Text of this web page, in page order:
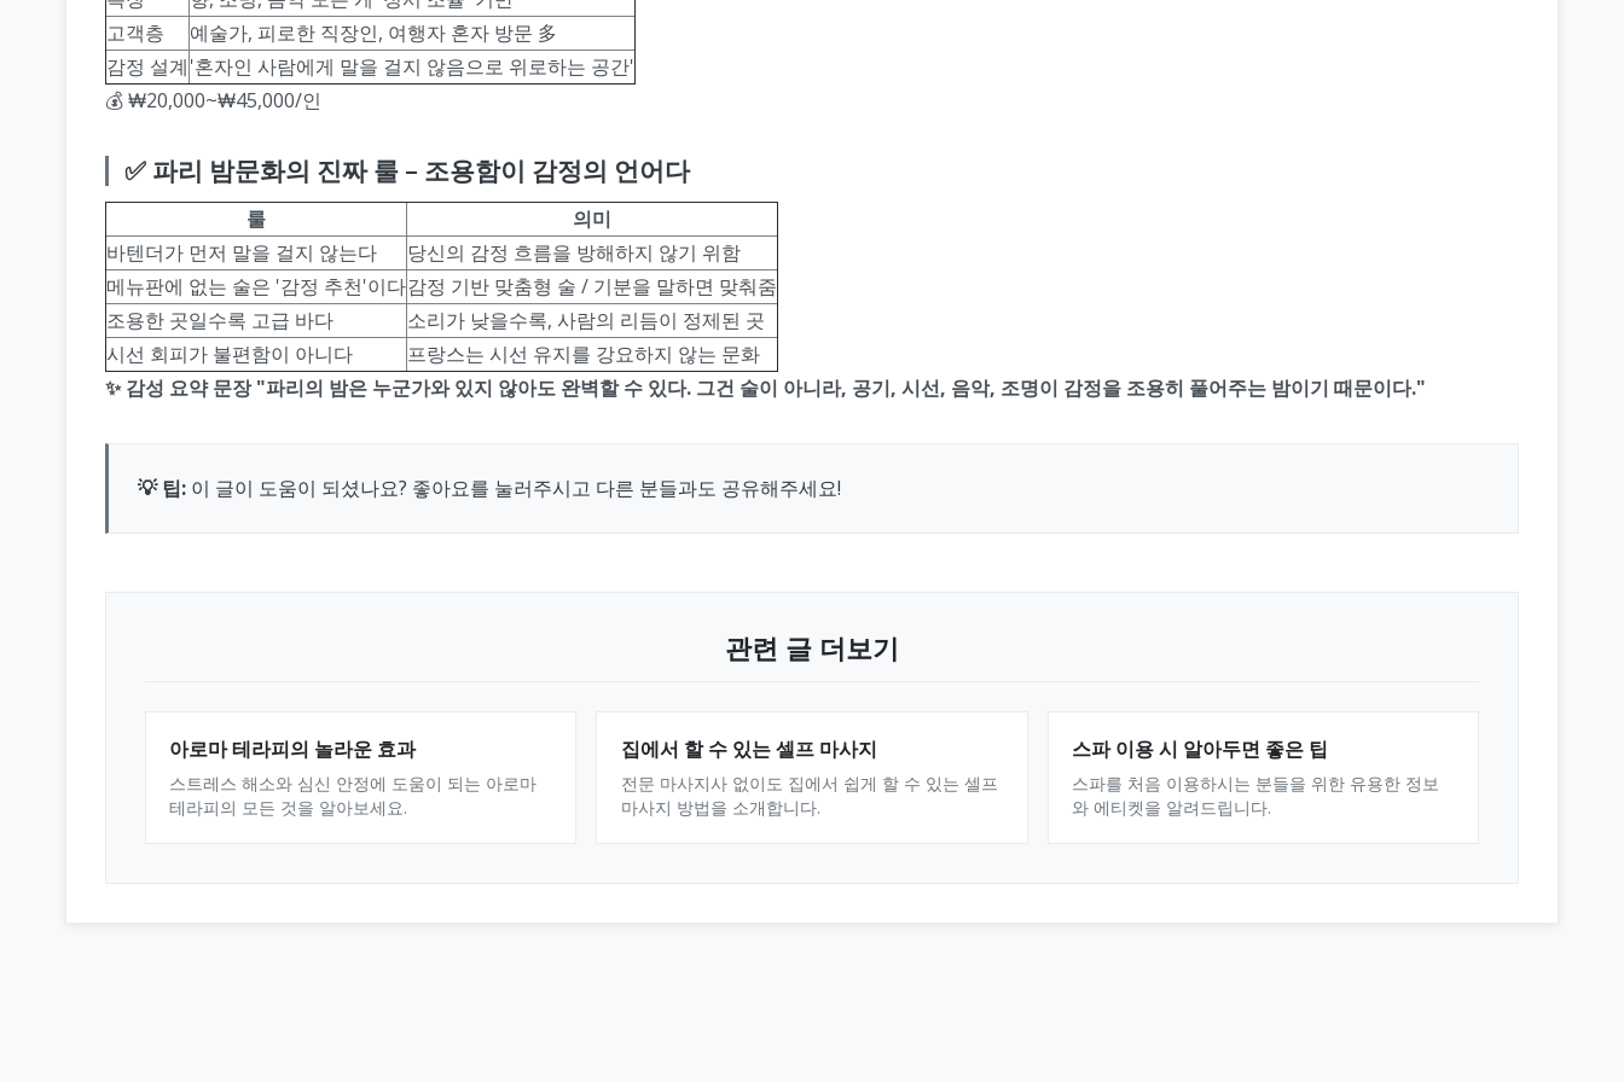
고객층
예술가, 피로한 직장인, 여행자 혼자 방문 多
감정 설계'혼자인 사람에게 말을 걸지 않음으로 위로하는 공간'
💰 ₩20,000~₩45,000/인
✅ 파리 밤문화의 진짜 룰 – 조용함이 감정의 언어다
룰
의미
바텐더가 먼저 말을 걸지 않는다
당신의 감정 흐름을 방해하지 않기 위함
메뉴판에 없는 술은 '감정 추천'이다감정 기반 맞춤형 술 / 기분을 말하면 맞춰줌
조용한 곳일수록 고급 바다
소리가 낮을수록, 사람의 리듬이 정제된 곳
시선 회피가 불편함이 아니다
프랑스는 시선 유지를 강요하지 않는 문화
✨ 감성 요약 문장 "파리의 밤은 누군가와 있지 않아도 완벽할 수 있다. 그건 술이 아니라, 공기, 시선, 음악, 조명이 감정을 조용히 풀어주는 밤이기 때문이다."
💡 팁: 이 글이 도움이 되셨나요? 좋아요를 눌러주시고 다른 분들과도 공유해주세요!
관련 글 더보기
아로마 테라피의 놀라운 효과
스트레스 해소와 심신 안정에 도움이 되는 아로마
테라피의 모든 것을 알아보세요.
집에서 할 수 있는 셀프 마사지
전문 마사지사 없이도 집에서 쉽게 할 수 있는 셀프
마사지 방법을 소개합니다.
스파 이용 시 알아두면 좋은 팁
스파를 처음 이용하시는 분들을 위한 유용한 정보
와 에티켓을 알려드립니다.